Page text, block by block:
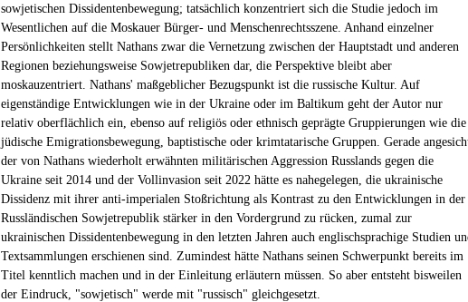
sowjetischen Dissidentenbewegung; tatsächlich konzentriert sich die Studie jedoch im
Wesentlichen auf die Moskauer Bürger- und Menschenrechtsszene. Anhand einzelner
Persönlichkeiten stellt Nathans zwar die Vernetzung zwischen der Hauptstadt und anderen
Regionen beziehungsweise Sowjetrepubliken dar, die Perspektive bleibt aber
moskauzentriert. Nathans' maßgeblicher Bezugspunkt ist die russische Kultur. Auf
eigenständige Entwicklungen wie in der Ukraine oder im Baltikum geht der Autor nur
relativ oberflächlich ein, ebenso auf religiös oder ethnisch geprägte Gruppierungen wie die
jüdische Emigrationsbewegung, baptistische oder krimtatarische Gruppen. Gerade
der von Nathans wiederholt erwähnten militärischen Aggression Russlands gegen die
Ukraine seit 2014 und der Vollinvasion seit 2022 hätte es nahegelegen, die ukrainische
Dissidenz mit ihrer anti-imperialen Stoßrichtung als Kontrast zu den Entwicklungen in der
Russländischen Sowjetrepublik stärker in den Vordergrund zu rücken, zumal zur
ukrainischen Dissidentenbewegung in den letzten Jahren auch englischsprachige Studien
Textsammlungen erschienen sind. Zumindest hätte Nathans seinen Schwerpunkt bereits im
Titel kenntlich machen und in der Einleitung erläutern müssen. So aber entsteht bisweilen
der Eindruck, "sowjetisch" werde mit "russisch" gleichgesetzt.